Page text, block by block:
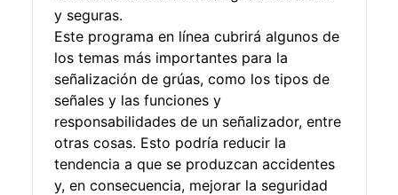
y seguras.
Este programa en línea cubrirá algunos de
los temas más importantes para la
señalización de grúas, como los tipos de
señales y las funciones y
responsabilidades de un señalizador, entre
otras cosas. Esto podría reducir la
tendencia a que se produzcan accidentes
y, en consecuencia, mejorar la seguridad